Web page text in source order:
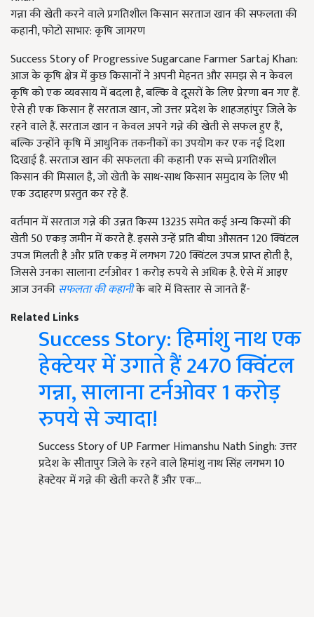
गन्ना की खेती करने वाले प्रगतिशील किसान सरताज खान की सफलता की
कहानी, फोटो साभार: कृषि जागरण
Success Story of Progressive Sugarcane Farmer Sartaj Khan:
आज के कृषि क्षेत्र में कुछ किसानों ने अपनी मेहनत और समझ से न केवल
कृषि को एक व्यवसाय में बदला है, बल्कि वे दूसरों के लिए प्रेरणा बन गए हैं.
ऐसे ही एक किसान हैं सरताज खान, जो उत्तर प्रदेश के शाहजहांपुर जिले के
रहने वाले हैं. सरताज खान न केवल अपने गन्ने की खेती से सफल हुए हैं,
बल्कि उन्होंने कृषि में आधुनिक तकनीकों का उपयोग कर एक नई दिशा
दिखाई है. सरताज खान की सफलता की कहानी एक सच्चे प्रगतिशील
किसान की मिसाल है, जो खेती के साथ-साथ किसान समुदाय के लिए भी
एक उदाहरण प्रस्तुत कर रहे हैं.
वर्तमान में सरताज गन्ने की उन्नत किस्म 13235 समेत कई अन्य किस्मों की
खेती 50 एकड़ जमीन में करते हैं. इससे उन्हें प्रति बीघा औसतन 120 क्विंटल
उपज मिलती है और प्रति एकड़ में लगभग 720 क्विंटल उपज प्राप्त होती है,
जिससे उनका सालाना टर्नओवर 1 करोड़ रुपये से अधिक है. ऐसे में आइए
आज उनकी सफलता की कहानीके बारे में विस्तार से जानते हैं-
Related Links
Success Story: हिमांशु नाथ एक
हेक्टेयर में उगाते हैं 2470 क्विंटल
गन्ना, सालाना टर्नओवर 1 करोड़
रुपये से ज्यादा!
Success Story of UP Farmer Himanshu Nath Singh: उत्तर
प्रदेश के सीतापुर जिले के रहने वाले हिमांशु नाथ सिंह लगभग 10
हेक्टेयर में गन्ने की खेती करते हैं और एक…